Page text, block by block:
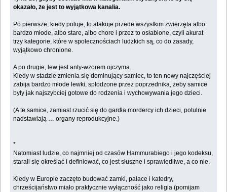
okazało, że jest to wyjątkowa kanalia.
Po pierwsze, kiedy poluje, to atakuje przede wszystkim zwierzęta albo
bardzo młode, albo stare, albo chore i przez to osłabione, czyli akurat
trzy kategorie, które w społecznościach ludzkich są, co do zasady,
wyjątkowo chronione.
A po drugie, lew jest anty-wzorem ojczyma.
Kiedy w stadzie zmienia się dominujący samiec, to ten nowy najczęściej
zabija bardzo młode lewki, spłodzone przez poprzednika, żeby samice
były jak najszybciej gotowe do rodzenia i wychowywania jego dzieci.
(A te samice, zamiast rzucić się do gardła mordercy ich dzieci, potulnie
nadstawiają … organy reprodukcyjne.)
*
Natomiast ludzie, co najmniej od czasów Hammurabiego i jego kodeksu,
starali się określać i definiować, co jest słuszne i sprawiedliwe, a co nie.
Kiedy w Europie zaczęto budować zamki, pałace i katedry,
chrześcijaństwo miało praktycznie wyłączność jako religia (pomijam